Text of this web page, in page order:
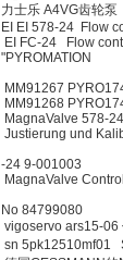
力士乐 A4VG齿
EI EI 578-24
EI FC-24 Flow
"PYROMATION
MM91267
MM91268
MagnaValve 578-
Justierung und
-24 9-001003
MagnaValve
No 84799080
vigoservo ars15-
sn